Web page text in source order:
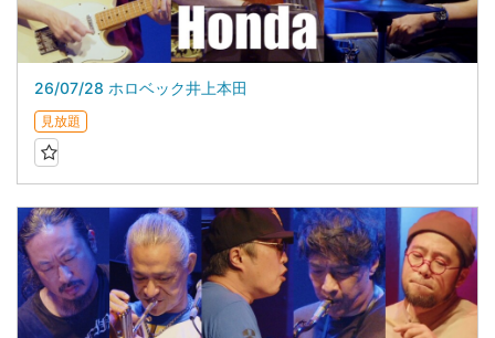
26/07/28 ホロベック井上本田
見放題